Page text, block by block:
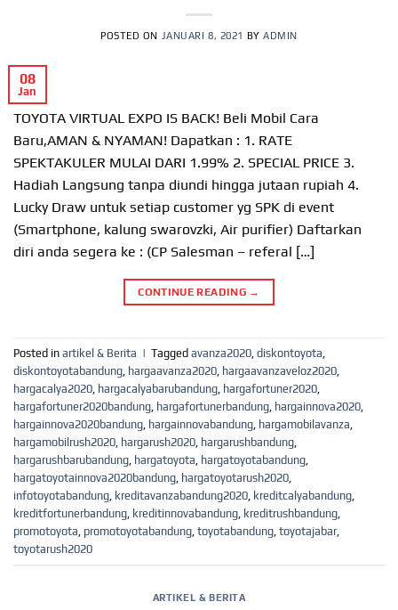
POSTED ON JANUARI 8, 2021 BYADMIN
08
Jan
TOYOTA VIRTUAL EXPO IS BACK! Beli Mobil Cara
Baru,AMAN & NYAMAN! Dapatkan : 1. RATE
SPEKTAKULER MULAI DARI 1.99% 2. SPECIAL PRICE 3.
Hadiah Langsung tanpa diundi hingga jutaan rupiah 4.
Lucky Draw untuk setiap customer yg SPK di event
(Smartphone, kalung swarovzki, Air purifier) Daftarkan
diri anda segera ke : (CP Salesman – referal […]
CONTINUE READING →
Posted in artikel & Berita | Tagged avanza2020 diskontoyota
diskontoyotabandung hargaavanza2020 hargaavanzaveloz2020
hargacalya2020 hargacalyabarubandung hargafortuner2020
hargafortuner2020bandung hargafortunerbandung hargainnova2020
hargainnova2020bandung hargainnovabandung hargamobilavanza
hargamobilrush2020 hargarush2020 hargarushbandung
hargarushbarubandung hargatoyota hargatoyotabandung
hargatoyotainnova2020bandung hargatoyotarush2020
infotoyotabandung kreditavanzabandung2020 kreditcalyabandung
kreditfortunerbandung kreditinnovabandung kreditrushbandung
promotoyota promotoyotabandung toyotabandung toyotajabar,
toyotarush2020
ARTIKEL & BERITA